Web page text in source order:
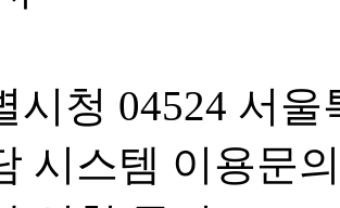
시청 04524 서
시스템 이용문